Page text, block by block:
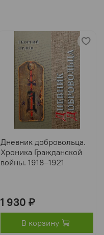
Дневник добровольца.
Хроника Гражданской
войны. 1918–1921
1 930 ₽
В корзину